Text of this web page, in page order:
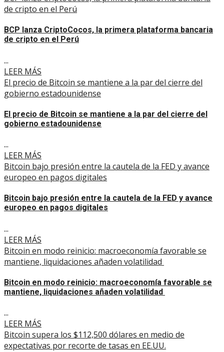
de cripto en el Perú
BCP lanza CriptoCocos, la primera plataforma bancaria
de cripto en el Perú
...
LEER MÁS
El precio de Bitcoin se mantiene a la par del cierre del
gobierno estadounidense
El precio de Bitcoin se mantiene a la par del cierre del
gobierno estadounidense
...
LEER MÁS
Bitcoin bajo presión entre la cautela de la FED y avance
europeo en pagos digitales
Bitcoin bajo presión entre la cautela de la FED y avance
europeo en pagos digitales
...
LEER MÁS
Bitcoin en modo reinicio: macroeconomía favorable se
mantiene, liquidaciones añaden volatilidad
Bitcoin en modo reinicio: macroeconomía favorable se
mantiene, liquidaciones añaden volatilidad
...
LEER MÁS
Bitcoin supera los $112,500 dólares en medio de
expectativas por recorte de tasas en EE.UU.